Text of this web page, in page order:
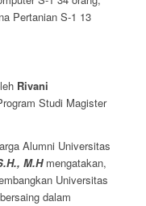
Pertanian S-1 13
Rivani
Studi Magister
Alumni Universitas
M.Hmengatakan,
Universitas
dalam